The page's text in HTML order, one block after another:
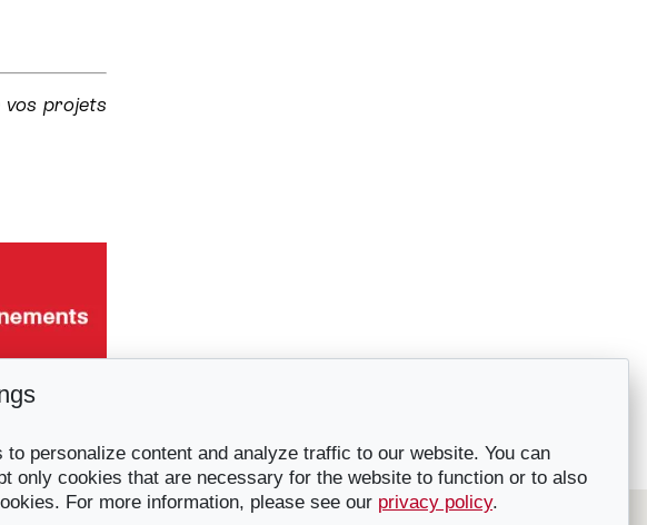
vos projets
to personalize content and analyze traffic to our website. You can
only cookies that are necessary for the website to function or to also
For more information, please see our privacy policy.